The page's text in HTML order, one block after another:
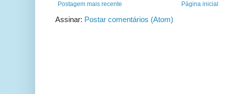
Postagem mais recente Página inicial
Assinar: Postar comentários (Atom)